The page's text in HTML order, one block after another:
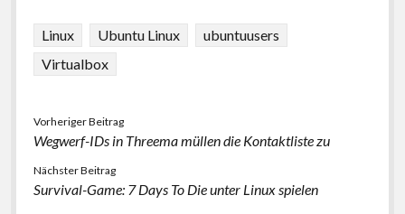
Linux Ubuntu Linux
ubuntuusers
Virtualbox
Vorheriger Beitrag
Wegwerf-IDs in Threema müllen die Kontaktliste zu
Nächster Beitrag
Survival-Game: 7 Days To Die unter Linux spielen